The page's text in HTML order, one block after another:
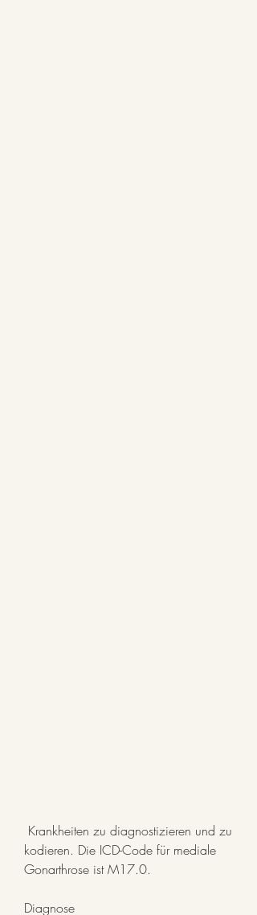
kodieren. Die ICD-Code für mediale
Gonarthrose ist M17.0.
Diagnose